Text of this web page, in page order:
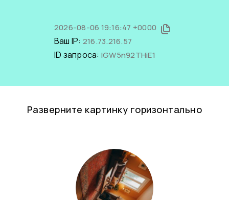
2026-08-06 19:16:47 +0000
Ваш IP: 216.73.216.57
ID запроса: lGW5n92THiE1
Разверните картинку горизонтально